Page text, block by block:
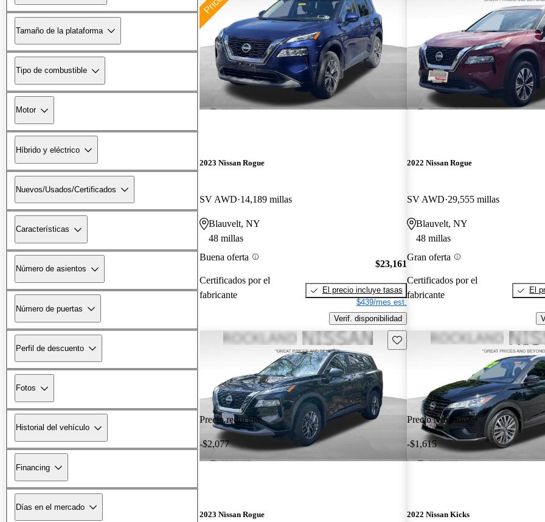
Tamaño de la plataforma
Tipo de combustible
Motor
Híbrido y eléctrico
Nuevos/Usados/Certificados
Características
Número de asientos
Número de puertas
Perfil de descuento
Fotos
Historial del vehículo
Financing
Días en el mercado
2023 Nissan Rogue
SV AWD 14,189 millas
Blauvelt, NY
48 millas
Buena oferta
Certificados por el
fabricante
$23,161
El precio incluye tasas
$439/mes est.
Verif. disponibilidad
2022 Nissan Rogue
SV AWD 29,555 millas
Blauvelt, NY
48 millas
Gran oferta
Certificados por el
fabricante
El
Precio reducido
-$2,077
Guarda este Aviso
2023 Nissan Rogue
Precio reducido
-$1,615
2022 Nissan Kicks